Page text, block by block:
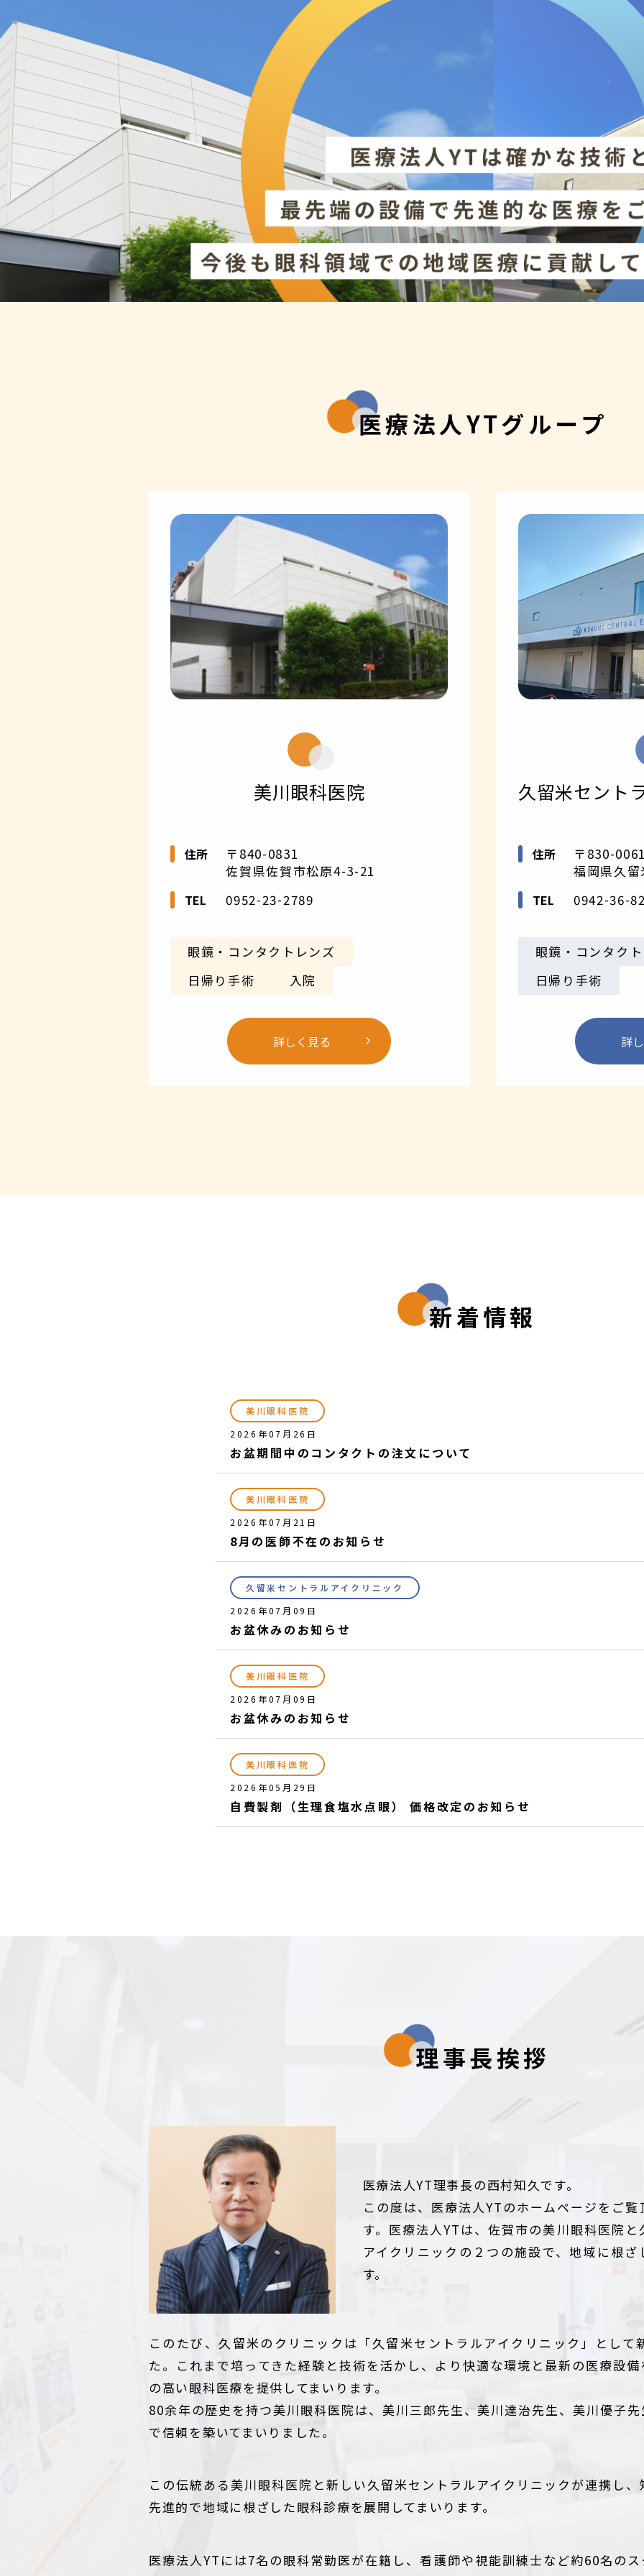
医療法人YTグループ
美川眼科医院
住所
〒840-0831
佐賀県佐賀市松原4-3-21
TEL 0952-23-2789
眼鏡・コンタクトレンズ
日帰り手術
入院
詳しく見る
久留米セント
住所
〒830-
福岡県久
TEL 0942-36-
眼鏡・コンタク
日帰り手術
詳
新着情報
美川眼科医院
2026年07月26日
お盆期間中のコンタクトの注文について
美川眼科医院
2026年07月21日
8月の医師不在のお知らせ
久留米セントラルアイクリニック
2026年07月09日
お盆休みのお知らせ
美川眼科医院
2026年07月09日
お盆休みのお知らせ
美川眼科医院
2026年05月29日
自費製剤（生理食塩水点眼） 価格改定のお知らせ
理事長挨拶
医療法人YT理事長の西村知久です。
この度は、医療法人YTのホームページをご
す。医療法人YTは、佐賀市の美川眼科医院
アイクリニックの２つの施設で、地域に根
す。
このたび、久留米のクリニックは「久留米セントラルアイクリニック」とし
た。これまで培ってきた経験と技術を活かし、より快適な環境と最新の医療設
の高い眼科医療を提供してまいります。
80余年の歴史を持つ美川眼科医院は、美川三郎先生、美川達治先生、美川優子
で信頼を築いてまいりました。
この伝統ある美川眼科医院と新しい久留米セントラルアイクリニックが連携し
先進的で地域に根ざした眼科診療を展開してまいります。
医療法人YTには7名の眼科常勤医が在籍し、看護師や視能訓練士など約60名の